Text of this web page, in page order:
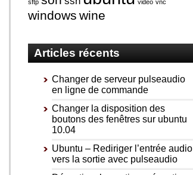
sftp video vnc
windows wine
Articles récents
Changer de serveur pulseaudio
en ligne de commande
Changer la disposition des
boutons des fenêtres sur ubuntu
10.04
Ubuntu – Rediriger l’entrée audio
vers la sortie avec pulseaudio